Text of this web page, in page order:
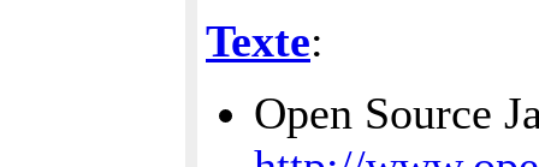
Texte:
Open Source